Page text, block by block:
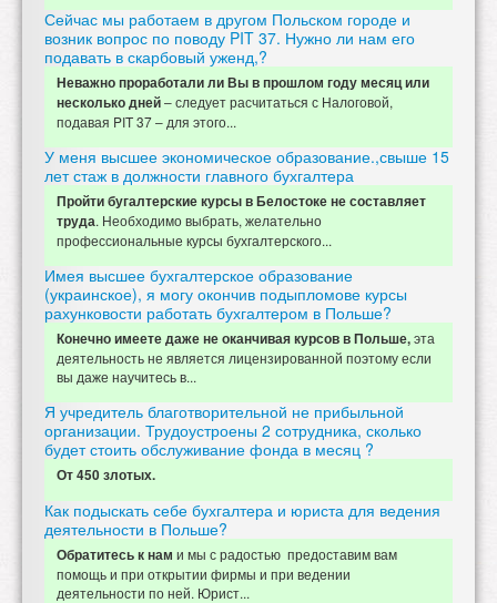
Сейчас мы работаем в другом Польском городе и
возник вопрос по поводу PIT 37. Нужно ли нам его
подавать в скарбовый уженд,?
Неважно проработали ли Вы в прошлом году месяц или
несколько дней– следует расчитаться с Налоговой,
подавая PIT 37 – для этого...
У меня высшее экономическое образование.,свыше 15
лет стаж в должности главного бухгалтера
Пройти бугалтерские курсы в Белостоке не составляет
труда. Необходимо выбрать, желательно
профессиональные курсы бухгалтерского...
Имея высшее бухгалтерское образование
(украинское), я могу окончив подыпломове курсы
рахунковости работать бухгалтером в Польше?
Конечно имеете даже не оканчивая курсов в Польше,эта
деятельность не является лицензированной поэтому если
вы даже научитесь в...
Я учредитель благотворительной не прибыльной
организации. Трудоустроены 2 сотрудника, сколько
будет стоить обслуживание фонда в месяц ?
От 450 злотых.
Как подыскать себе бухгалтера и юриста для ведения
деятельности в Польше?
Обратитесь к нам и мы с радостью предоставим вам
помощь и при открытии фирмы и при ведении
деятельности по ней. Юрист...